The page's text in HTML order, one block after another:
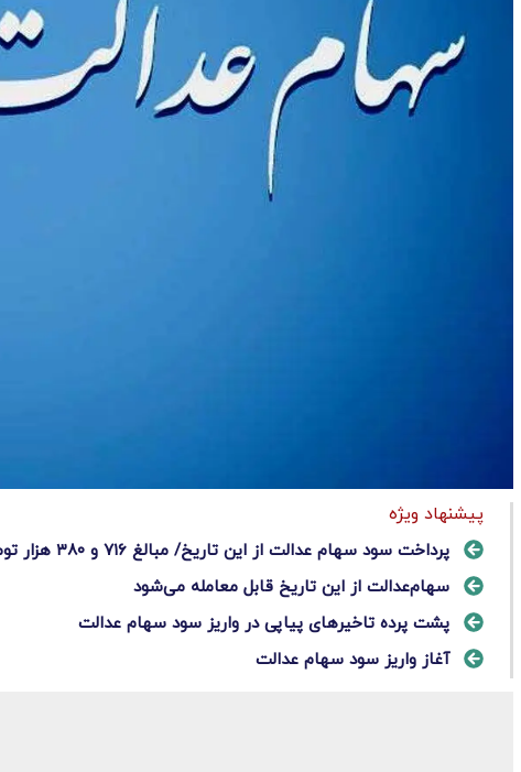
پیشنهاد ویژه
پرداخت سود سهام عدالت از این تاریخ/ مبالغ ۷۱۶ و ۳۸۰ هزار تومان
سهام‌عدالت از این تاریخ قابل معامله می‌شود
پشت پرده تاخیرهای پیاپی در واریز سود سهام عدالت
آغاز واریز سود سهام عدالت